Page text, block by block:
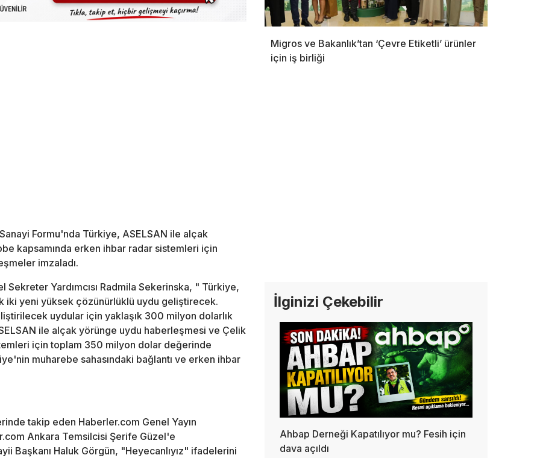
Formu'nda Türkiye, ASELSAN ile alçak
kapsamında erken ihbar radar sistemleri için
imzaladı.
Yardımcısı Radmila Sekerinska, " Türkiye,
iki yeni yüksek çözünürlüklü uydu geliştirecek.
uydular için yaklaşık 300 milyon dolarlık
ile alçak yörünge uydu haberleşmesi ve Çelik
için toplam 350 milyon dolar değerinde
muharebe sahasındaki bağlantı ve erken ihbar
takip eden Haberler.com Genel Yayın
Ankara Temsilcisi Şerife Güzel'e
Başkanı Haluk Görgün, "Heyecanlıyız" ifadelerini
Migros ve Bakanlık’tan ‘Çevre Etiketli’ ürünler
için iş birliği
İlginizi Çekebilir
Ahbap Derneği Kapatılıyor mu? Fesih için
dava açıldı